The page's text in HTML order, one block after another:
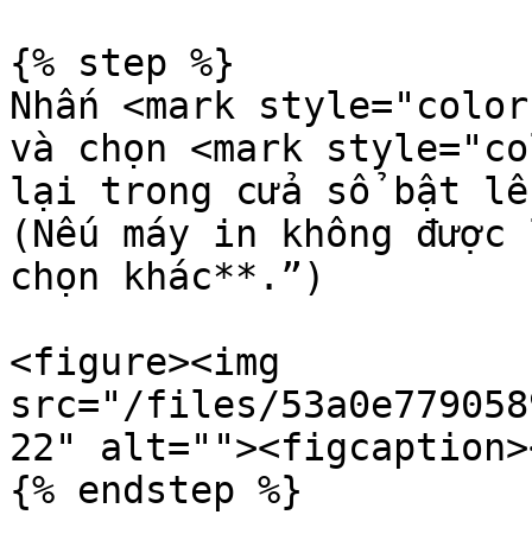
{% step %}
Nhấn <mark
và chọn <mark
lại trong cửa sổ bật
(Nếu máy in không
chọn khác**.”)
<figure><img
src="/files/
22"
{% endstep %}